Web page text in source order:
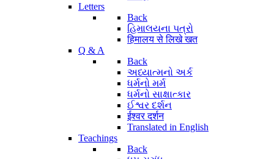
Letters
Back
હિમાલયના પત્રો
हिमालय से लिखे खत
Q & A
Back
અધ્યાત્મનો અર્ક
ધર્મનો મર્મ
ધર્મનો સાક્ષાત્કાર
ઈશ્વર દર્શન
ईश्वर दर्शन
Translated in English
Teachings
Back